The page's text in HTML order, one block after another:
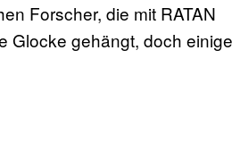
Forscher, die mit RATAN
Glocke gehängt, doch einige